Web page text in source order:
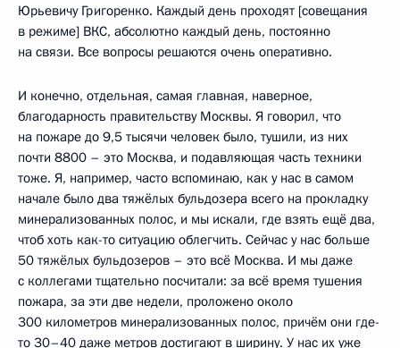
Юрьевичу Григоренко. Каждый день проходят [совещания
в режиме] ВКС, абсолютно каждый день, постоянно
на связи. Все вопросы решаются очень оперативно.
И конечно, отдельная, самая главная, наверное,
благодарность правительству Москвы. Я говорил, что
на пожаре до 9,5 тысячи человек было, тушили, из них
почти 8800 – это Москва, и подавляющая часть техники
тоже. Я, например, часто вспоминаю, как у нас в самом
начале было два тяжёлых бульдозера всего на прокладку
минерализованных полос, и мы искали, где взять ещё два,
чтоб хоть как-то ситуацию облегчить. Сейчас у нас больше
50 тяжёлых бульдозеров – это всё Москва. И мы даже
с коллегами тщательно посчитали: за всё время тушения
пожара, за эти две недели, проложено около
300 километров минерализованных полос, причём они где-
то 30–40 даже метров достигают в ширину. У нас их уже